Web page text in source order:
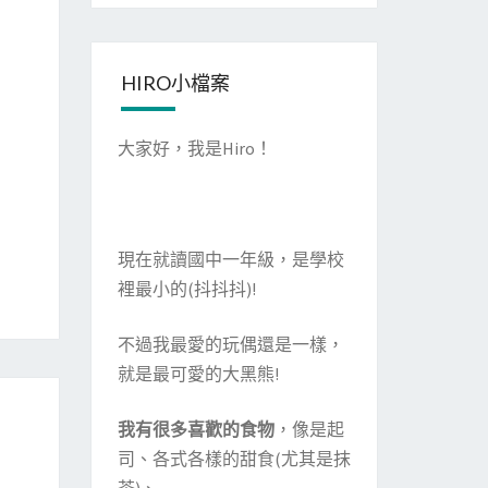
HIRO小檔案
大家好，我是Hiro！
現在就讀國中一年級，是學校
裡最小的(抖抖抖)!
不過我最愛的玩偶還是一樣，
就是最可愛的大黑熊!
我有很多喜歡的食物，像是起
司、各式各樣的甜食(尤其是抹